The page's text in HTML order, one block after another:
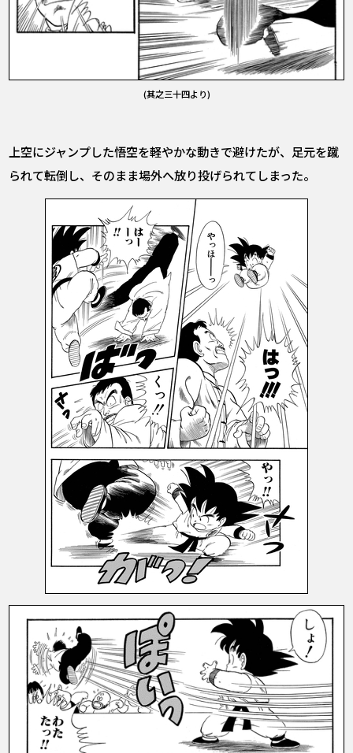
(其之三十四より)
上空にジャンプした悟空を軽やかな動きで避けたが、足元を蹴
られて転倒し、そのまま場外へ放り投げられてしまった。